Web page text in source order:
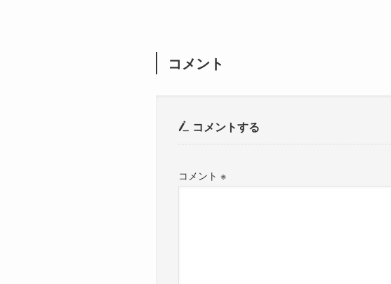
コメント
コメントする
コメント ※